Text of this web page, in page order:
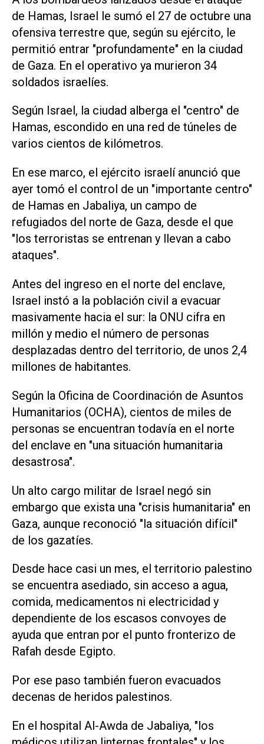
de Hamas, Israel le sumó el 27 de octubre una
ofensiva terrestre que, según su ejército, le
permitió entrar "profundamente" en la ciudad
de Gaza. En el operativo ya murieron 34
soldados israelíes.
Según Israel, la ciudad alberga el "centro" de
Hamas, escondido en una red de túneles de
varios cientos de kilómetros.
En ese marco, el ejército israelí anunció que
ayer tomó el control de un "importante centro"
de Hamas en Jabaliya, un campo de
refugiados del norte de Gaza, desde el que
"los terroristas se entrenan y llevan a cabo
ataques".
Antes del ingreso en el norte del enclave,
Israel instó a la población civil a evacuar
masivamente hacia el sur: la ONU cifra en
millón y medio el número de personas
desplazadas dentro del territorio, de unos 2,4
millones de habitantes.
Según la Oficina de Coordinación de Asuntos
Humanitarios (OCHA), cientos de miles de
personas se encuentran todavía en el norte
del enclave en "una situación humanitaria
desastrosa".
Un alto cargo militar de Israel negó sin
embargo que exista una "crisis humanitaria" en
Gaza, aunque reconoció "la situación difícil"
de los gazatíes.
Desde hace casi un mes, el territorio palestino
se encuentra asediado, sin acceso a agua,
comida, medicamentos ni electricidad y
dependiente de los escasos convoyes de
ayuda que entran por el punto fronterizo de
Rafah desde Egipto.
Por ese paso también fueron evacuados
decenas de heridos palestinos.
En el hospital Al-Awda de Jabaliya, "los